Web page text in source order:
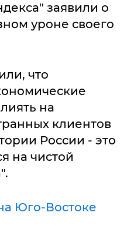
заявили о
уроне своего
что
на
клиентов
России - это
на чистой
Юго-Востоке